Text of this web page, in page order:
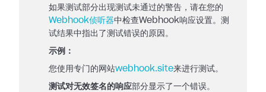
如果测试部分出现测试未通过的警告，请在您的
Webhook侦听器中检查Webhook响应设置。测
试结果中指出了测试错误的原因。
示例：
您使用专门的网站webhook.site来进行测试。
测试对无效签名的响应部分显示了一个错误。